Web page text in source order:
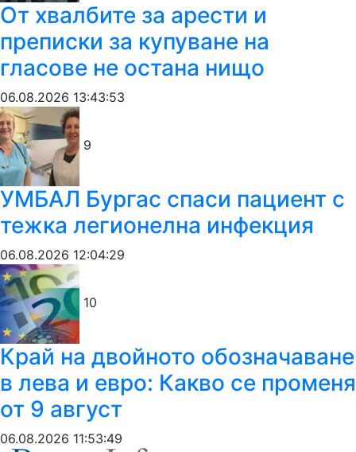
От хвалбите за арести и
преписки за купуване на
гласове не остана нищо
06.08.2026 13:43:53
9
УМБАЛ Бургас спаси пациент с
тежка легионелна инфекция
06.08.2026 12:04:29
10
Край на двойното обозначаване
в лева и евро: Какво се променя
от 9 август
06.08.2026 11:53:49